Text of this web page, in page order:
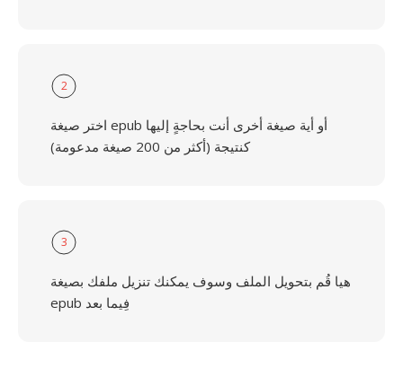
2
اختر صيغة epub أو أية صيغة أخرى أنت بحاجةٍ إليها
كنتيجة (أكثر من 200 صيغة مدعومة)
3
هيا قُم بتحويل الملف وسوف يمكنك تنزيل ملفك بصيغة
epub فِيما بعد